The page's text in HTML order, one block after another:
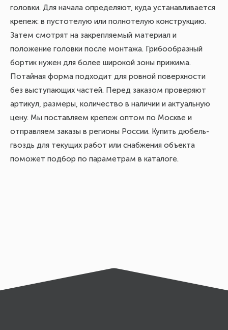
головки. Для начала определяют, куда устанавливается
крепеж: в пустотелую или полнотелую конструкцию.
Затем смотрят на закрепляемый материал и
положение головки после монтажа. Грибообразный
бортик нужен для более широкой зоны прижима.
Потайная форма подходит для ровной поверхности
без выступающих частей. Перед заказом проверяют
артикул, размеры, количество в наличии и актуальную
цену. Мы поставляем крепеж оптом по Москве и
отправляем заказы в регионы России. Купить дюбель-
гвоздь для текущих работ или снабжения объекта
поможет подбор по параметрам в каталоге.